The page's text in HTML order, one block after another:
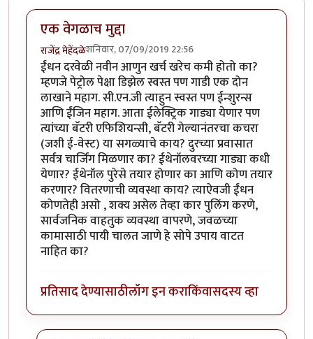
एक वेगळाच मुद्दा
राजेंद्र मेहेंदळेशनिवार, 07/09/2019 22:56
ईंधन दरवेळी नवीन आणुन खर्च खरेच कमी होतो का?
म्हणजे पेट्रोल पेक्षा डिझेल स्वस्त पण गाडी एक दोन
लाखाने महाग. सी.एन.जी त्याहुन स्वस्त पण ईन्शुरन्स
आणि ईंजिन महाग. आता ईलेक्ट्रिक गाड्या येणार पण
त्यांच्या बॅटरी एफिशियन्सी, बॅटरी गेल्यानंतरचा कचरा
(जशी ई-वेस्ट) या सगळ्याचे काय? दुरच्या प्रवासात
सर्वत्र चार्जिंग मिळणार का? ईथेनॉलवरच्या गाड्या कधी
येणार? ईथेनॉल पुरेसे तयार होणार का आणि कोण तयार
करणार? वितरणाची व्यवस्था काय? त्याऐवजी ईंधन
कोणतेही असो , शक्य असेल तेव्हा कार पुलिंग करणे,
सार्वजनिक वाहतुक व्यवस्था वापरणे, जवळच्या
कामासाठी पायी चालत जाणे हे सोपे उपाय वाटत
नाहित का?
प्रतिसाद देण्यासाठीलॉग इन कराकिंवासदस्य व्हा